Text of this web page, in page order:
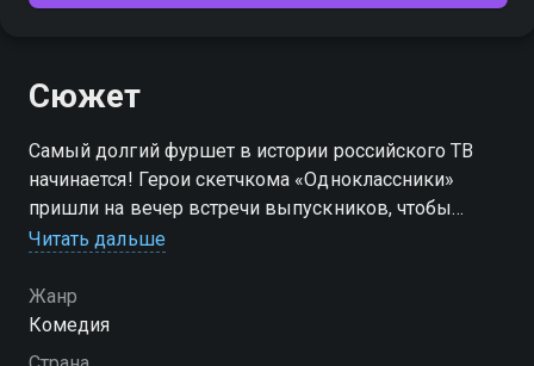
Сюжет
Самый долгий фуршет в истории российского ТВ
начинается! Герои скетчкома «Одноклассники»
пришли на вечер встречи выпускников, чтобы
похвастаться явно преувеличенными успехами на
столе, тем больше кажется, что со школьных
времён мало что изменилось. Вместо дневников с
двойками они прячут зарплату от жён, вместо
Читать дальше
Жанр
Комедия